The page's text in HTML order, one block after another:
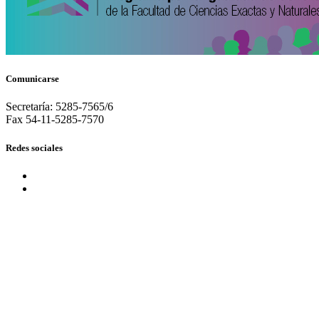
Comunicarse
Secretaría: 5285-7565/6
Fax 54-11-5285-7570
Redes sociales